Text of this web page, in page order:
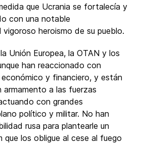
que Ucrania se fortalecía y
con una notable
heroismo de su pueblo.
Unión Europea, la OTAN y los
han reaccionado con
y financiero, y están
armamento a las fuerzas
con grandes
político y militar. No han
rusa para plantearle un
que los obligue al cese al fuego